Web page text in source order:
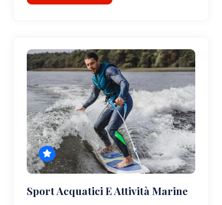
Sport Acquatici E Attività Marine